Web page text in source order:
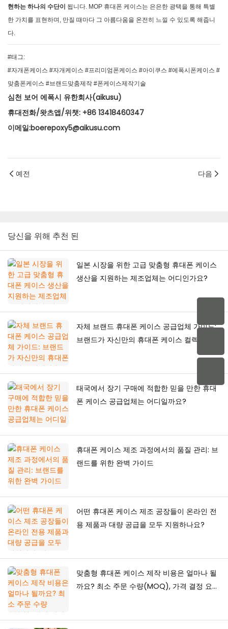
현하는 하나의 수단이 됩니다. MOP 휴대폰 케이스는 은은한 광택을 통해 특별
한 가치를 표현하며, 만질 때마다 그 아름다움을 온전히 느낄 수 있도록 해줍니
다.
#태그:
#자개폰케이스 #자개케이스 #프리미엄폰케이스 #아이쿠스 #에폭시폰케이스 #
맞춤폰케이스 #브랜드맞춤제작 #폰케이스제작기술
심천 보어 에폭시 유한회사(aikusu)
휴대전화/왓츠앱/위챗: +86 13418460347
이메일:boerepoxy5@aikusu.com
예전 다음
당신을 위해 추천 된
일본 시장을 위한 고급 맞춤형 휴대폰 케이스
생산을 지원하는 제조업체는 어디인가요?
자체 브랜드 휴대폰 케이스 공급업체 가이드:
브랜드가 자신만의 휴대폰 케이스 컬렉션을
태국에서 장기 구매에 적합한 믿을 만한 휴대
폰 케이스 공급업체는 어디일까요?
휴대폰 케이스 제조 과정에서의 품질 관리: 브
랜드를 위한 완벽 가이드
어떤 휴대폰 케이스 제조 공장들이 온라인 전
용 제품과 대량 공급을 모두 지원하나요?
맞춤형 휴대폰 케이스 제작 비용은 얼마나 될
까요? 최소 주문 수량(MOQ), 가격 결정 요인